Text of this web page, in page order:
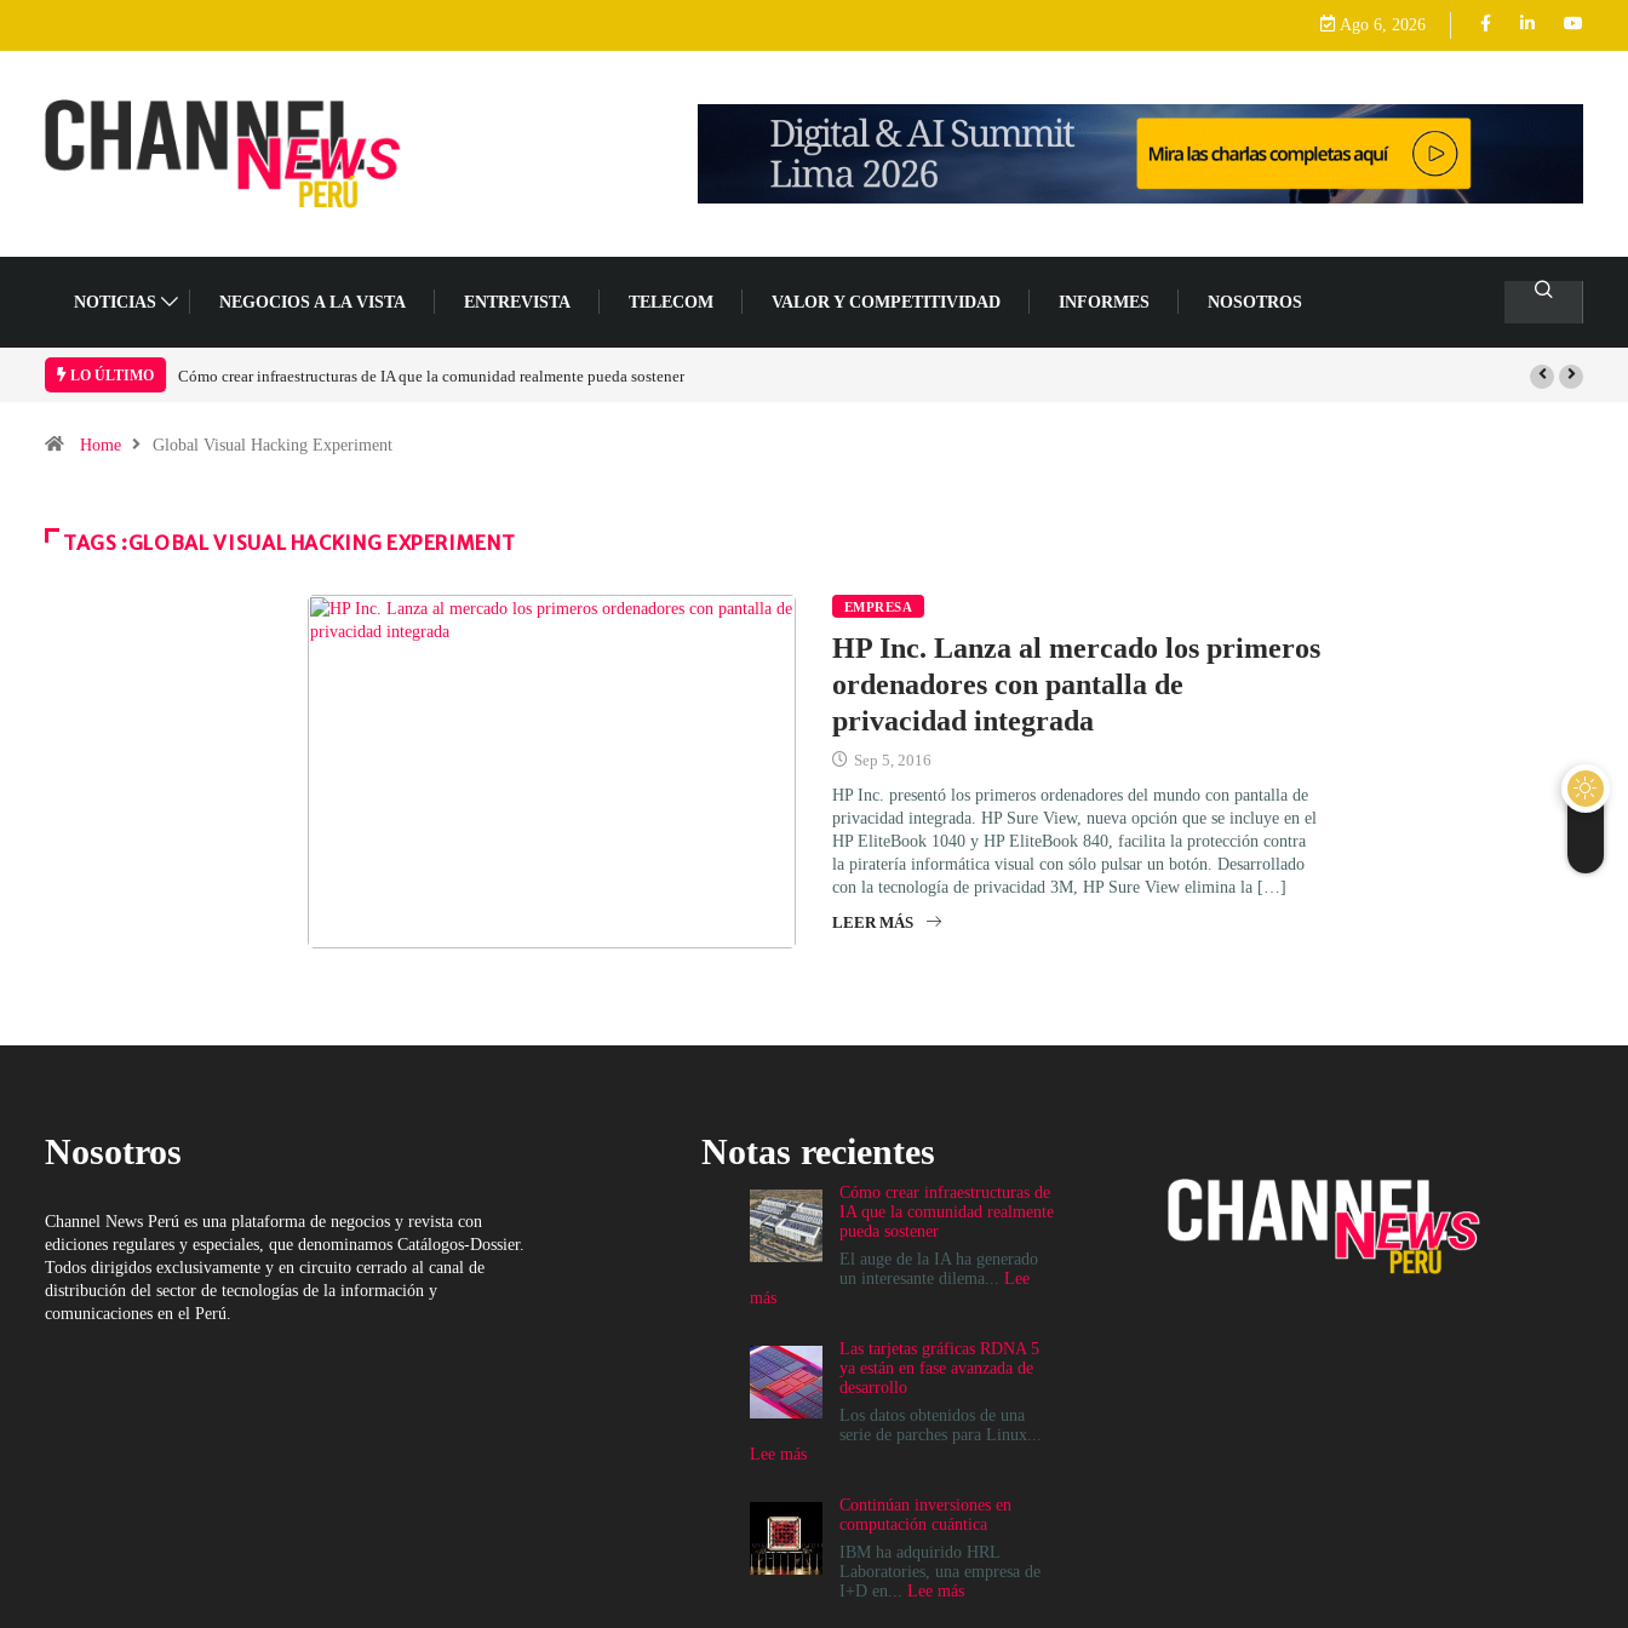
Ago 6, 2026
NOTICIAS NEGOCIOS A LA VISTA ENTREVISTA TELECOM VALOR Y COMPETITIVIDAD INFORMES NOSOTROS
LO ÚLTIMO Cómo crear infraestructuras de IA que la comunidad realmente pueda sostener
Home Global Visual Hacking Experiment
TAGS :GLOBAL VISUAL HACKING EXPERIMENT
EMPRESA
HP Inc. Lanza al mercado los primeros
ordenadores con pantalla de
privacidad integrada
Sep 5, 2016
HP Inc. presentó los primeros ordenadores del mundo con pantalla de
privacidad integrada. HP Sure View, nueva opción que se incluye en el
HP EliteBook 1040 y HP EliteBook 840, facilita la protección contra
la piratería informática visual con sólo pulsar un botón. Desarrollado
con la tecnología de privacidad 3M, HP Sure View elimina la […]
LEER MÁS
Nosotros
Channel News Perú es una plataforma de negocios y revista con
ediciones regulares y especiales, que denominamos Catálogos-Dossier.
Todos dirigidos exclusivamente y en circuito cerrado al canal de
distribución del sector de tecnologías de la información y
comunicaciones en el Perú.
Notas recientes
Cómo crear infraestructuras de
IA que la comunidad realmente
pueda sostener
El auge de la IA ha generado
un interesante dilema... Lee
más:
infraestructuras
de
IA
que
comunidad
Las tarjetas gráficas RDNA 5
ya están en fase avanzada de
desarrollo
Los datos obtenidos de una
serie de parches para Linux...
Lee más:
gráficas
RDNA
5
ya
Continúan inversiones en
computación cuántica
IBM ha adquirido HRL
Laboratories, una empresa de
I+D en... Lee más: